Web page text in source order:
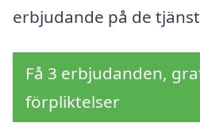
erbjudande på de
Få 3 erbjudanden,
förpliktelser